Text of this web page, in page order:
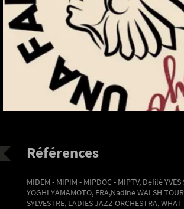
Références
MIDEM - MIPIM - MIPDOC - MIPTV, Défilé
YOGHI YAMAMOTO, ERA,Nadine WALSH
SYLVESTRE, LADIES JAZZ ORCHESTRA, WHAT